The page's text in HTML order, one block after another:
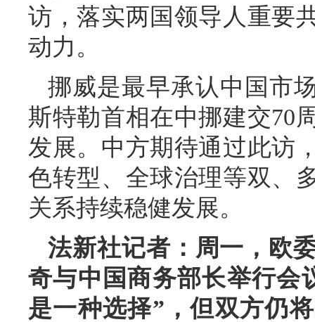
访，落实两国领导人重要
动力。
挪威是最早承认中国市
斯特勒首相在中挪建交70
发展。中方期待通过此访
色转型、全球治理等双、
关系持续稳健发展。
法新社记者：周一，欧
奇与中国商务部长举行会
是一种选择”，但双方仍